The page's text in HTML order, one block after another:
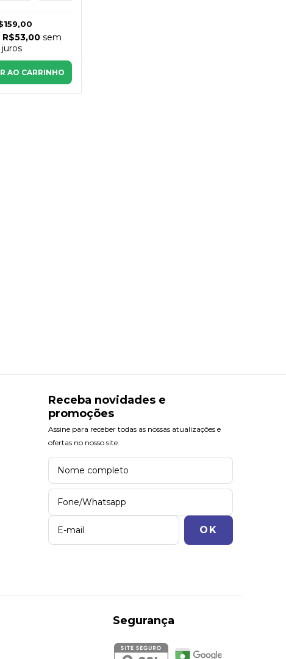
R$53,00sem
juros
AO CARRINHO
Receba novidades e
promoções
Assine para receber todas as nossas atualizações e
ofertas no nosso site.
Segurança